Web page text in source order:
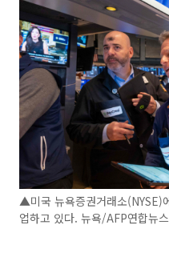
▲미국 뉴욕증권거래소(NYSE)
업하고 있다. 뉴욕/AFP연합뉴스